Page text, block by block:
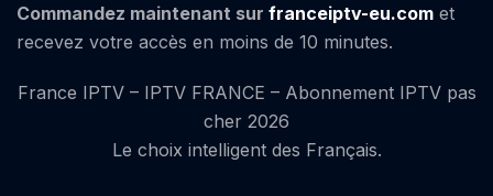
Commandez maintenant sur franceiptv-eu.com et
recevez votre accès en moins de 10 minutes.
France IPTV – IPTV FRANCE – Abonnement IPTV pas
cher 2026
Le choix intelligent des Français.